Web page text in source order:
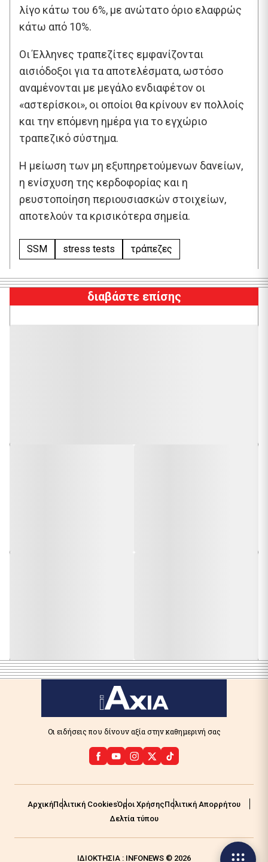
λίγο κάτω του 6%, με ανώτατο όριο ελαφρώς
κάτω από 10%.
Οι Έλληνες τραπεζίτες εμφανίζονται
αισιόδοξοι για τα αποτελέσματα, ωστόσο
αναμένονται με μεγάλο ενδιαφέτον οι
«αστερίσκοι», οι οποίοι θα κρίνουν εν πολλοίς
και την επόμενη ημέρα για το εγχώριο
τραπεζικό σύστημα.
Η μείωση των μη εξυπηρετούμενων δανείων,
η ενίσχυση της κερδοφορίας και η
ρευστοποίηση περιουσιασκών στοιχείων,
αποτελούν τα κρισικότερα σημεία.
SSM stress tests τράπεζες
διαβάστε επίσης
Οι ειδήσεις που δίνουν αξία στην καθημερινή σας
ΑρχικήΠολιτική CookiesΌροι ΧρήσηςΠολιτική Απορρήτου
Δελτία τύπου
ΙΔΙΟΚΤΗΣΙΑ : INFONEWS © 2026